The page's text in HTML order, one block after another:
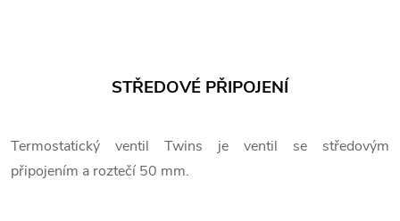
STŘEDOVÉ PŘIPOJENÍ
Termostatický ventil Twins je ventil se středovým
připojením a roztečí 50 mm.